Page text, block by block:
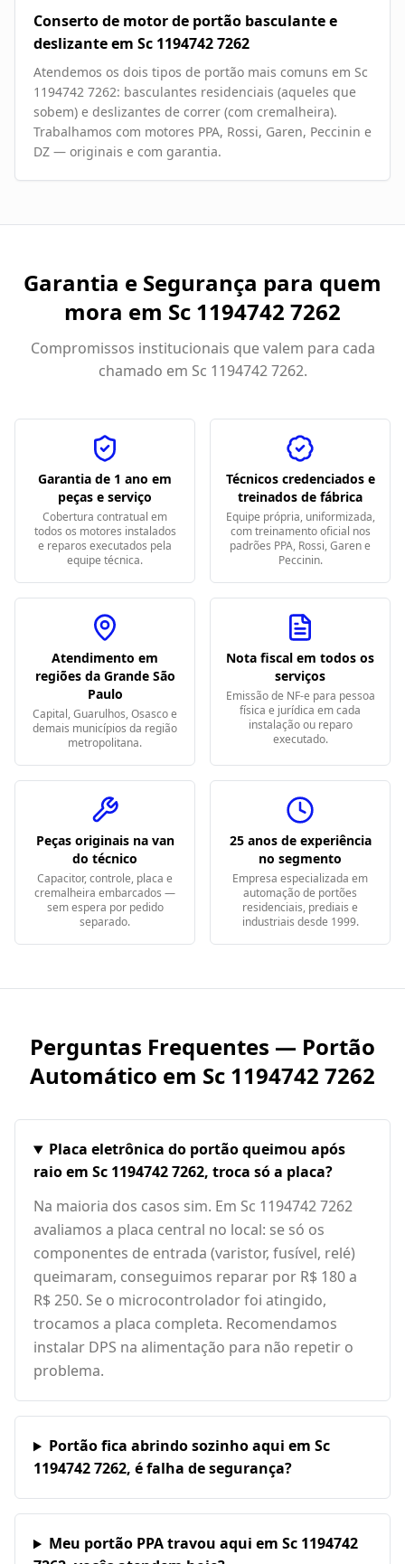
Conserto de motor de portão basculante e
deslizante em Sc 1194742 7262
Atendemos os dois tipos de portão mais comuns em Sc
1194742 7262: basculantes residenciais (aqueles que
sobem) e deslizantes de correr (com cremalheira).
Trabalhamos com motores PPA, Rossi, Garen, Peccinin e
DZ — originais e com garantia.
Garantia e Segurança para quem
mora em Sc 1194742 7262
Compromissos institucionais que valem para cada
chamado em Sc 1194742 7262.
Garantia de 1 ano em
peças e serviço
Cobertura contratual em
todos os motores instalados
e reparos executados pela
equipe técnica.
Técnicos credenciados e
treinados de fábrica
Equipe própria, uniformizada,
com treinamento oficial nos
padrões PPA, Rossi, Garen e
Peccinin.
Atendimento em
regiões da Grande São
Paulo
Capital, Guarulhos, Osasco e
demais municípios da região
metropolitana.
Nota fiscal em todos os
serviços
Emissão de NF-e para pessoa
física e jurídica em cada
instalação ou reparo
executado.
Peças originais na van
do técnico
Capacitor, controle, placa e
cremalheira embarcados —
sem espera por pedido
separado.
25 anos de experiência
no segmento
Empresa especializada em
automação de portões
residenciais, prediais e
industriais desde 1999.
Perguntas Frequentes — Portão
Automático em Sc 1194742 7262
Placa eletrônica do portão queimou após
raio em Sc 1194742 7262, troca só a placa?
Na maioria dos casos sim. Em Sc 1194742 7262
avaliamos a placa central no local: se só os
componentes de entrada (varistor, fusível, relé)
queimaram, conseguimos reparar por R$ 180 a
R$ 250. Se o microcontrolador foi atingido,
trocamos a placa completa. Recomendamos
instalar DPS na alimentação para não repetir o
problema.
Portão fica abrindo sozinho aqui em Sc
1194742 7262, é falha de segurança?
Meu portão PPA travou aqui em Sc 1194742